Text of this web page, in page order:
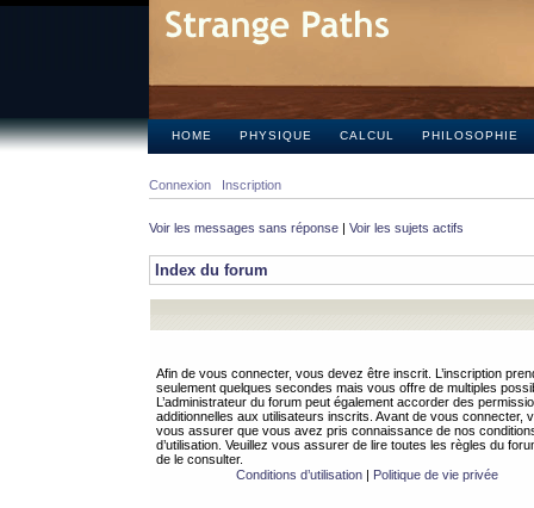
HOME PHYSIQUE CALCUL PHILOSOPHIE
Connexion Inscription
Voir les messages sans réponse | Voir les sujets actifs
Index du forum
Afin de vous connecter, vous devez être inscrit. L’inscription
seulement quelques secondes mais vous offre de multiples
L’administrateur du forum peut également accorder des
additionnelles aux utilisateurs inscrits. Avant de vous connecter,
vous assurer que vous avez pris connaissance de nos
d’utilisation. Veuillez vous assurer de lire toutes les règles du
de le consulter.
Conditions d’utilisation| Politique de vie privée